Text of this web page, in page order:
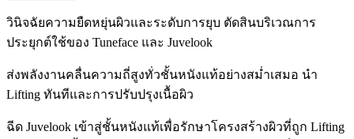
วินิจฉัยความยืดหยุ่นผิวและระดับการยุบ ตัดสินบริเวณการ
ประยุกต์ใช้ของ Tuneface และ Juvelook
ส่งพลังงานคลื่นความถี่สูงทั่วชั้นหนังแท้อย่างสม่ำเสมอ นำ
Lifting ทันทีและการปรับปรุงเนื้อผิว
ฉีด Juvelook เข้าสู่ชั้นหนังแท้เพื่อรักษาโครงสร้างผิวที่ถูก Lifting